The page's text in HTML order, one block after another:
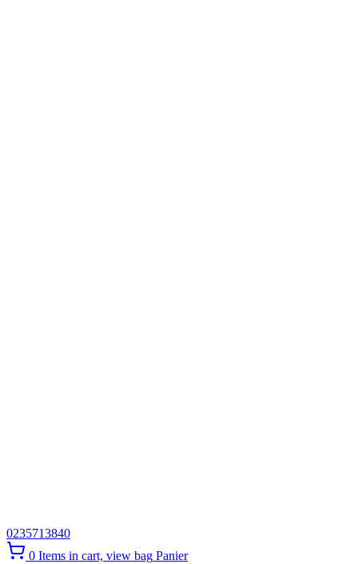
0235713840
0 Items in cart, view bag Panier